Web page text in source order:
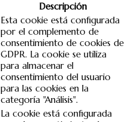
Descripción
Esta cookie está configurada
por el complemento de
consentimiento de cookies de
GDPR. La cookie se utiliza
para almacenar el
consentimiento del usuario
para las cookies en la
categoría "Análisis".
La cookie está configurada